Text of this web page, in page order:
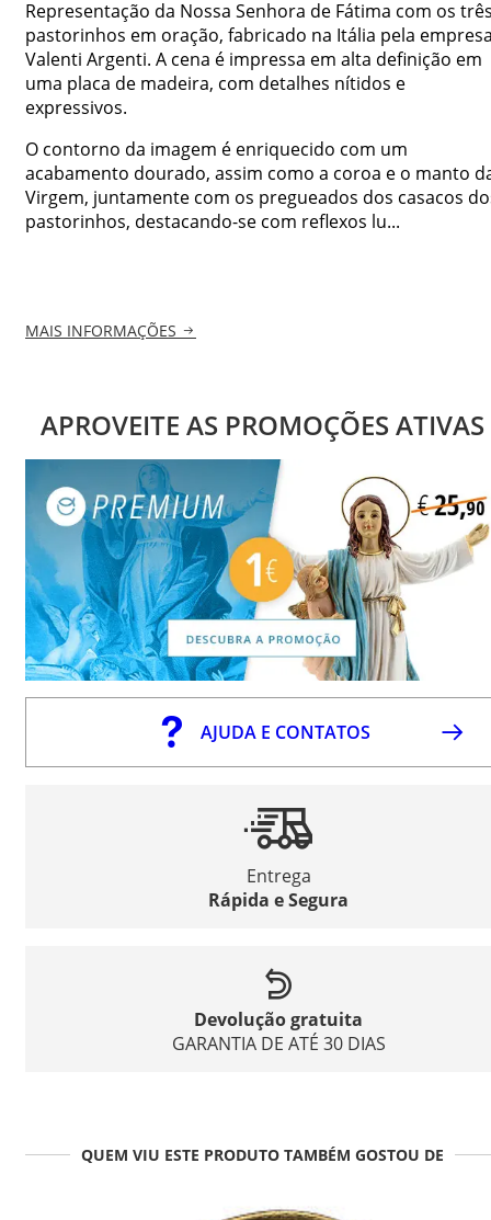
Representação da Nossa Senhora de Fátima com os
pastorinhos em oração, fabricado na Itália pela
Valenti Argenti. A cena é impressa em alta definição em
uma placa de madeira, com detalhes nítidos e
expressivos.
O contorno da imagem é enriquecido com um
acabamento dourado, assim como a coroa e o manto
Virgem, juntamente com os pregueados dos casacos
pastorinhos, destacando-se com reflexos lu...
MAIS INFORMAÇÕES
APROVEITE AS PROMOÇÕES ATIVAS
AJUDA E CONTATOS
Entrega
Rápida e Segura
Devolução gratuita
GARANTIA DE ATÉ 30 DIAS
QUEM VIU ESTE PRODUTO TAMBÉM GOSTOU DE